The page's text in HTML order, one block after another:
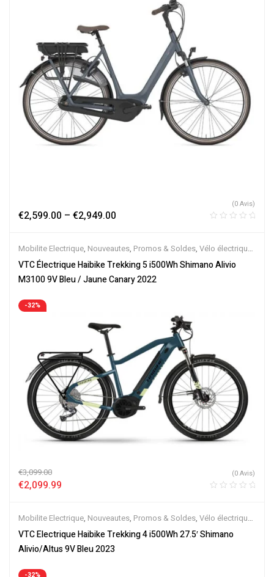
€2,599.00 – €2,949.00
(0 Avis)
Mobilite Electrique, Nouveautes, Promos & Soldes, Vélo électrique
ville,Velos Electriques,VTC Electrique
VTC Électrique Haibike Trekking 5 i500Wh Shimano Alivio
M3100 9V Bleu / Jaune Canary 2022
-32%
€3,099.00
€2,099.99
(0 Avis)
Mobilite Electrique, Nouveautes, Promos & Soldes, Vélo électrique
ville,Velos Electriques,VTC Electrique
VTC Electrique Haibike Trekking 4 i500Wh 27.5′ Shimano
Alivio/Altus 9V Bleu 2023
-32%